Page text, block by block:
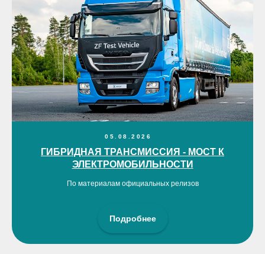
05.08.2026
ГИБРИДНАЯ ТРАНСМИССИЯ - МОСТ К
ЭЛЕКТРОМОБИЛЬНОСТИ
По материалам официальных релизов
Подробнее